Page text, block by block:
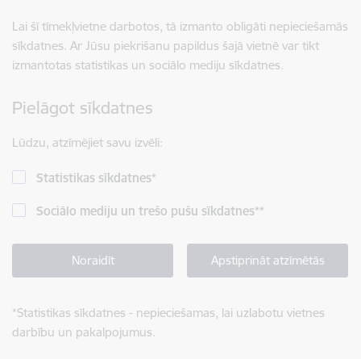
Lai šī tīmekļvietne darbotos, tā izmanto obligāti nepieciešamās
sīkdatnes. Ar Jūsu piekrišanu papildus šajā vietnē var tikt
izmantotas statistikas un sociālo mediju sīkdatnes.
Pielāgot sīkdatnes
Lūdzu, atzīmējiet savu izvēli:
Statistikas sīkdatnes*
Sociālo mediju un trešo pušu sīkdatnes**
Noraidīt Apstiprināt atzīmētās
*Statistikas sīkdatnes - nepieciešamas, lai uzlabotu vietnes
darbību un pakalpojumus.